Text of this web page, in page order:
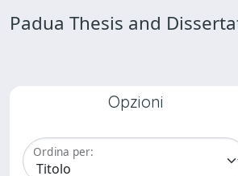
Padua Thesis and
Opzioni
Ordina per: